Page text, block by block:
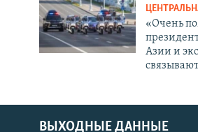
«Очень
Азии и
связывают
ВЫХОДНЫЕ ДАННЫЕ